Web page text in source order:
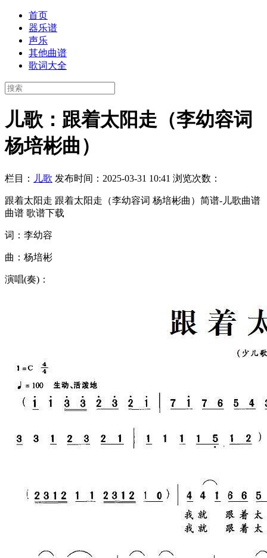
首页
器乐谱
声乐
其他曲谱
歌词大全
儿歌：跟着太阳走（李幼容词
杨培彬曲）
栏目： 儿歌 发布时间：2025-03-31 10:41 浏览次数：
跟着太阳走 跟着太阳走（李幼容词 杨培彬曲）简谱-儿歌曲谱
曲谱 歌谱下载
词：李幼容
曲：杨培彬
演唱(奏)：